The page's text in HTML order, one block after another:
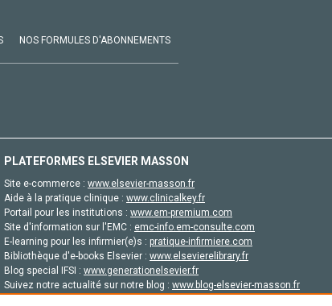
NOS FORMULES D'ABONNEMENTS
PLATEFORMES ELSEVIER MASSON
Site e-commerce : www.elsevier-masson.fr
Aide à la pratique clinique : www.clinicalkey.fr
Portail pour les institutions : www.em-premium.com
Site d'information sur l'EMC : emc-info.em-consulte.com
E-learning pour les infirmier(e)s : pratique-infirmiere.com
Bibliothèque d'e-books Elsevier : www.elsevierelibrary.fr
Blog special IFSI : www.generationelsevier.fr
Suivez notre actualité sur notre blog : www.blog-elsevier-masson.fr